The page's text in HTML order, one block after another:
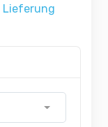
Lieferung